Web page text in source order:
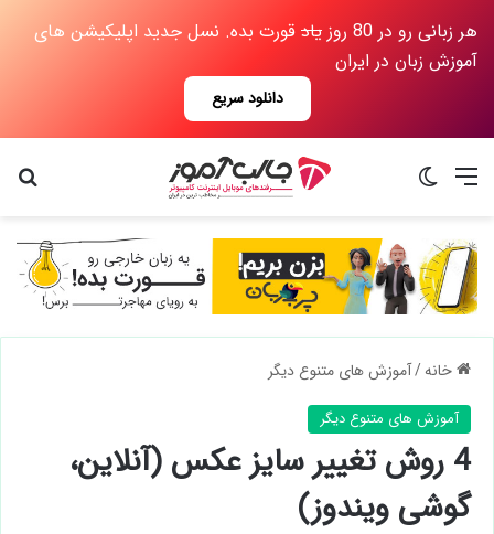
هر زبانی رو در 80 روز یاد قورت بده. نسل جدید اپلیکیشن های
آموزش زبان در ایران
دانلود سریع
منو
خانه/آموزش های متنوع دیگر
آموزش های متنوع دیگر
4 روش تغییر سایز عکس (آنلاین،
گوشی ویندوز)